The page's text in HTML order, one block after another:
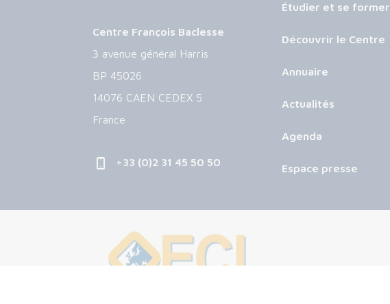
Centre François Baclesse
3 avenue général Harris
BP 45026
14076 CAEN CEDEX 5
France
+33 (0)2 31 45 50 50
Étudier et se former
Découvrir le Centre
Annuaire
Actualités
Agenda
Espace presse